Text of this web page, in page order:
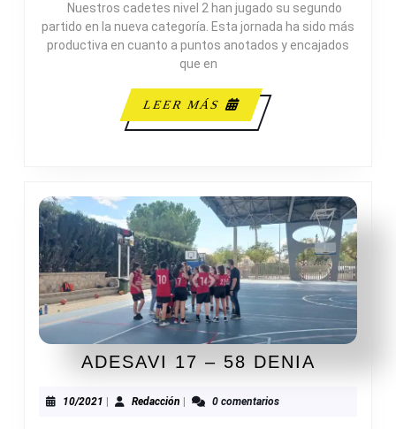
Nuestros cadetes nivel 2 han jugado su segundo
partido en la nueva categoría. Esta jornada ha sido más
productiva en cuanto a puntos anotados y encajados
que en
LEER MÁS
LEER
MÁS
ADESAVI 17 – 58 DENIA
10/2021 10/2021
| RedacciónRedacción
| 0 comentarios